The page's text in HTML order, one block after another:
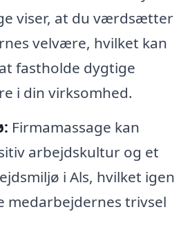
viser, at du værdsætter
velvære, hvilket kan
fastholde dygtige
i din virksomhed.
Firmamassage kan
arbejdskultur og et
i Als, hvilket igen
medarbejdernes trivsel